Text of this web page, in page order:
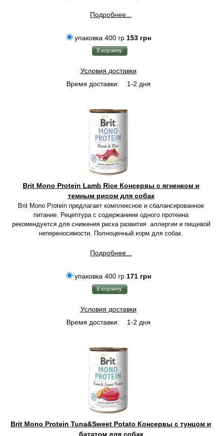
Подробнее...
упаковка 400 гр 153 грн
Условия доставки
Время доставки:
1-2 дня
Brit Mono Protein Lamb Rice Консервы с ягненком и
темным рисом для собак
Brit Mono Protein предлагает комплексное и сбалансированное
питание. Рецептура с содержанием одного протеина
рекомендуется для снижения риска развития аллергии и пищевой
непереносимости. Полноценный корм для собак.
Подробнее...
упаковка 400 гр 171 грн
Условия доставки
Время доставки:
1-2 дня
Brit Mono Protein Tuna&Sweet Potato Консервы с тунцом и
бататом для собак